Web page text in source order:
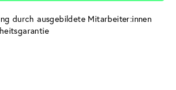
durch ausgebildete Mitarbeiter:innen